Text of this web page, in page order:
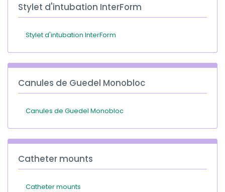
Stylet d'intubation InterForm
Stylet d'intubation InterForm
Canules de Guedel Monobloc
Canules de Guedel Monobloc
Catheter mounts
Catheter mounts